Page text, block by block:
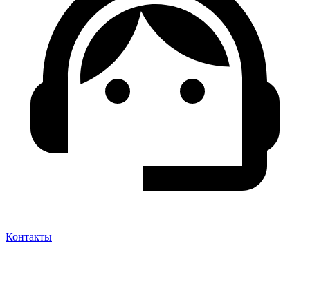
Контакты